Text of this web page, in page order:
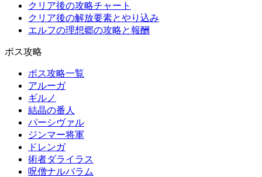
クリア後の攻略チャート
クリア後の解放要素とやり込み
エルフの理想郷の攻略と報酬
ボス攻略
ボス攻略一覧
アルーガ
ギルノ
結晶の番人
パーシヴァル
ジンマー将軍
ドレンガ
術者ダライラス
呪僧ナルバラム